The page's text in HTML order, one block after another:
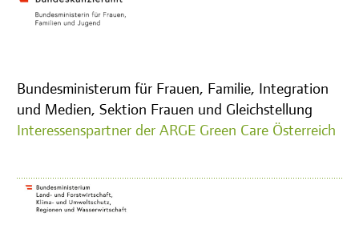
Bundesministerum für Frauen, Familie, Integration
und Medien, Sektion Frauen und Gleichstellung
Interessenspartner der ARGE Green Care Österreich